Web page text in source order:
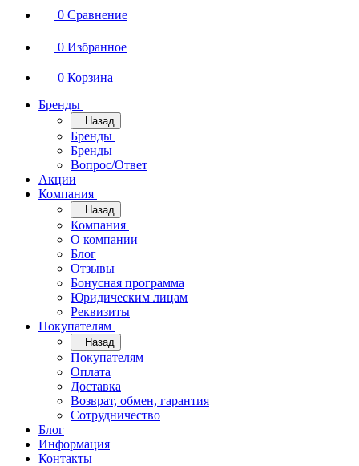
0 Сравнение
0 Избранное
0 Корзина
Бренды
Назад
Бренды
Бренды
Вопрос/Ответ
Акции
Компания
Назад
Компания
О компании
Блог
Отзывы
Бонусная программа
Юридическим лицам
Реквизиты
Покупателям
Назад
Покупателям
Оплата
Доставка
Возврат, обмен, гарантия
Сотрудничество
Блог
Информация
Контакты